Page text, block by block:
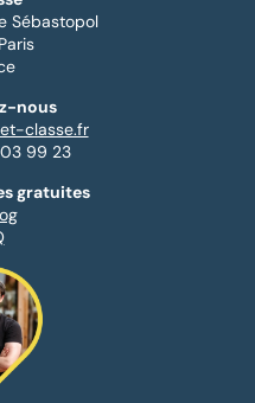
Sébastopol
nous
classe.fr
99 23
gratuites